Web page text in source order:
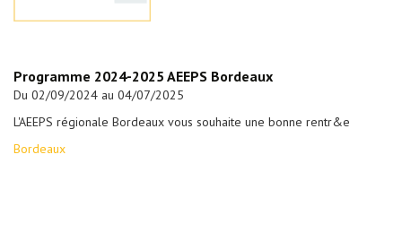
Programme 2024-2025 AEEPS Bordeaux
Du 02/09/2024 au 04/07/2025
L'AEEPS régionale Bordeaux vous souhaite une bonne rentr&e
Bordeaux